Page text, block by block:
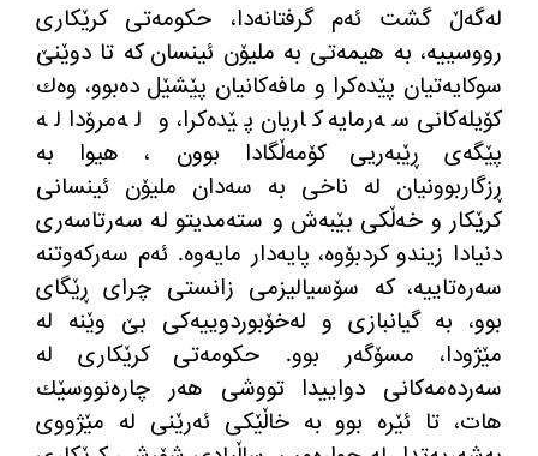
لەگەڵ گشت ئەم گرفتانەدا، حكومەتی كرێكاری
رووسییە، بە هیمەتی بە ملیۆن ئینسان كە تا دوێنێ
سوكایەتیان پێدەكرا و مافەكانیان پێشێل دەبوو، وەك
كۆیلەكانی سەرمایە كاریان پێدەكرا، و لەمرۆدا لە
پێگەی ڕێبەریی كۆمەڵگادا بوون ، هیوا بە
ڕزگاربوونیان لە ناخی بە سەدان ملیۆن ئینسانی
كرێكار و خەڵكی بێبەش و ستەمدیتو لە سەرتاسەری
دنیادا زیندو كردبۆوە، پایەدار مایەوە. ئەم سەركەوتنە
سەرەتاییە، كە سۆسیالیزمی زانستی چرای ڕێگای
بوو، بە گیانبازی و لەخۆبوردوییەكی بێ وێنە لە
مێژودا، مسۆگەر بوو. حكومەتی كرێكاری لە
سەردەمەكانی دواییدا تووشی هەر چارەنووسێك
هات، تا ئێرە بوو بە خاڵێكی ئەرێنی لە مێژووی